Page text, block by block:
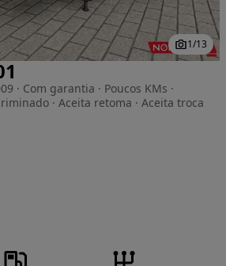
1/13
· Com garantia · Poucos KMs ·
· Aceita retoma · Aceita troca